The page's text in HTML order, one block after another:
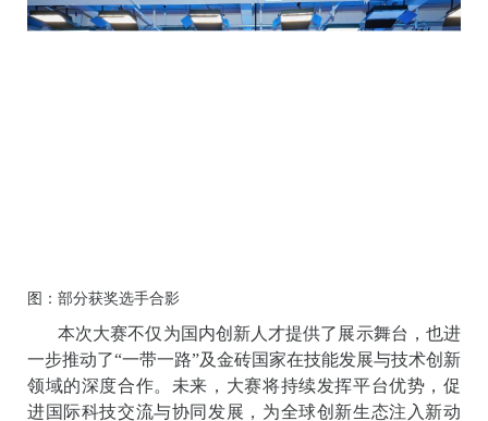
国赴巴西、俄罗斯、南非、东盟、中东、东亚六大赛区